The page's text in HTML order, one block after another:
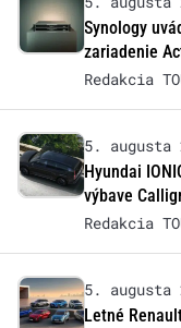
Synology
zariadenie
Redakcia
5. augusta
Hyundai
výbave
Redakcia
5. augusta
Letné